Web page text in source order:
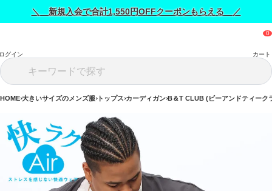
＼ 新規入会で合計1,550円OFFクーポンもらえる ／
グイン カート
HOME 大きいサイズのメンズ服 トップス カーディガン B＆T CLUB (ビーアンドティーク